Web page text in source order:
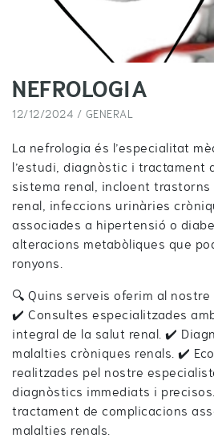
NEFROLOGIA
12/12/2024 / GENERAL
La nefrologia és l’especialitat
l’estudi, diagnòstic i tractament
sistema renal, incloent
renal, infeccions urinàries
associades a hipertensió o
alteracions metabòliques que
ronyons.
🔍 Quins serveis oferim al
✔️ Consultes especialitzades
integral de la salut renal. ✔️
malalties cròniques renals. ✔️
realitzades pel nostre
diagnòstics immediats i
tractament de complicacions
malalties renals.